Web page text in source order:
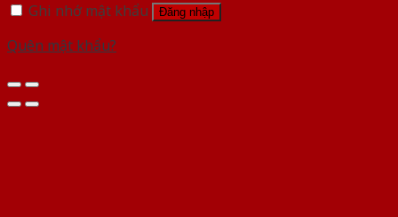
Ghi nhớ mật khẩu
Đăng nhập
Quên mật khẩu?